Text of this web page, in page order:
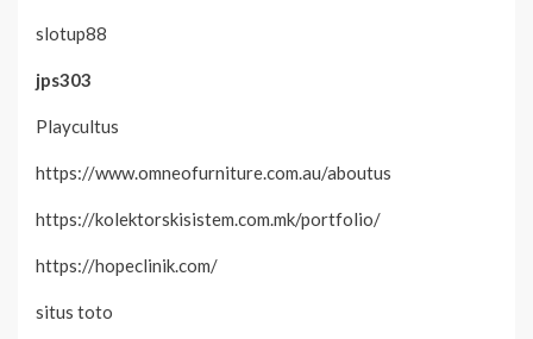
slotup88
jps303
Playcultus
https://www.omneofurniture.com.au/aboutus
https://kolektorskisistem.com.mk/portfolio/
https://hopeclinik.com/
situs toto